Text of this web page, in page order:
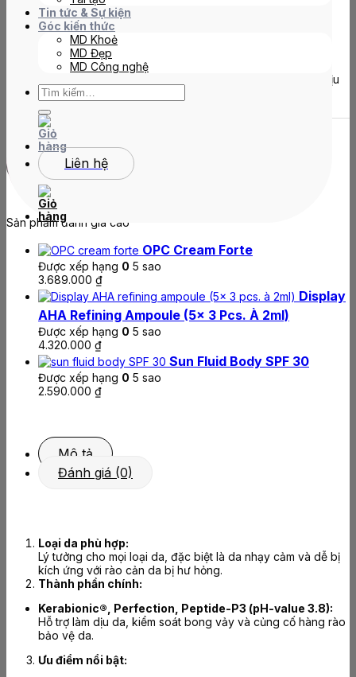
Tin tức & Sự kiện
Góc kiến thức
MD Khoẻ
MD Đẹp
MD Công nghệ
kiếm:
Liên hệ
(đánh giá)1đã bán
2.680.000₫
pH Manager là tinh chất điều chỉnh pH giúp cân bằng và làm dịu
làn da.
manager
số lượng
Thêm vào giỏ hàng
Sản phẩm đánh giá cao
OPC Cream Forte
Được xếp hạng 0 5 sao
3.689.000 ₫
Display
AHA Refining Ampoule (5x 3 Pcs. À 2ml)
Được xếp hạng 0 5 sao
4.320.000 ₫
Sun Fluid Body SPF 30
Được xếp hạng 0 5 sao
2.590.000 ₫
Mô tả
Đánh giá (0)
Loại da phù hợp:
Lý tưởng cho mọi loại da, đặc biệt là da nhạy cảm và dễ bị
kích ứng với rào cản da bị hư hỏng.
Thành phần chính:
Kerabionic®, Perfection, Peptide-P3 (pH-value 3.8):
Hỗ trợ làm dịu da, kiểm soát bong vảy và củng cố hàng rào
bảo vệ da.
Ưu điểm nổi bật: